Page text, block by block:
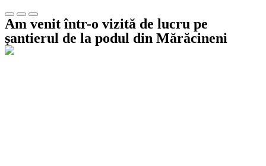
Am venit într-o vizită de lucru pe
șantierul de la podul din Mărăcineni